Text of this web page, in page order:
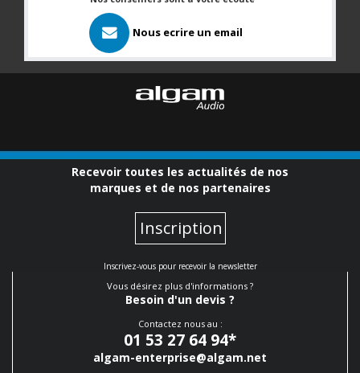
Nous ecrire un email
Recevoir toutes les actualités de nos
marques et de nos partenaires
Inscription
Inscrivez-vous pour recevoir la newsletter
Vous désirez plus d'informations ?
Besoin d'un devis ?
Contactez nous au :
01 53 27 64 94*
algam-enterprise@algam.net